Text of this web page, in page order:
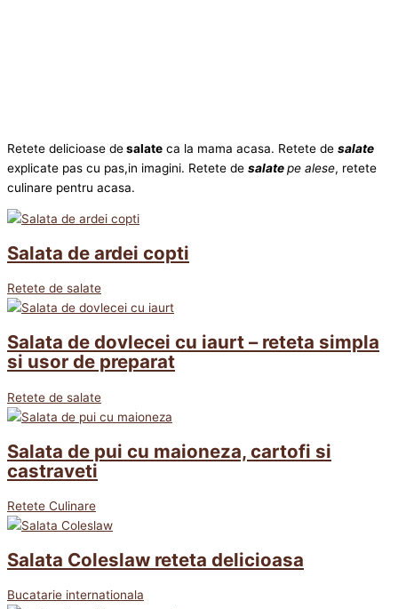
Retete delicioase desalate ca la mama acasa. Retete de salate
explicate pas cu pas,in imagini. Retete de salatepe alese, retete
culinare pentru acasa.
Salata de ardei copti
Retete de salate
Salata de dovlecei cu iaurt – reteta simpla
si usor de preparat
Retete de salate
Salata de pui cu maioneza, cartofi si
castraveti
Retete Culinare
Salata Coleslaw reteta delicioasa
Bucatarie internationala